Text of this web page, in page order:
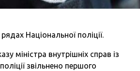
Національної поліції.
міністра внутрішніх справ із
звільнено першого